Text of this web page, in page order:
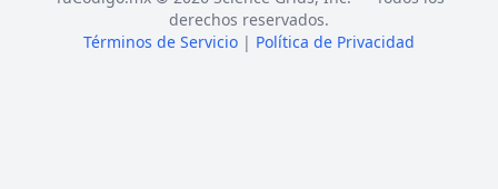
derechos reservados.
Términos de Servicio | Política de Privacidad